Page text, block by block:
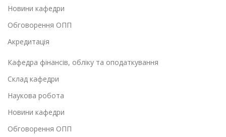
Новини кафедри
Обговорення ОПП
Акредитація
Кафедра фінансів, обліку та оподаткування
Склад кафедри
Наукова робота
Новини кафедри
Обговорення ОПП